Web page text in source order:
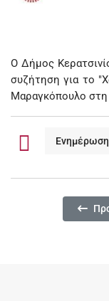
Ο Δήμος
συζήτηση για το
Μαραγκόπουλο
Ενημέρωση